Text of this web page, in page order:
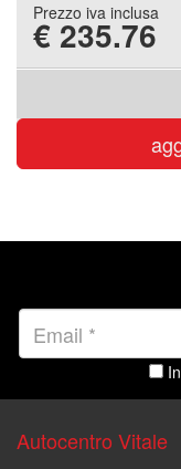
Prezzo iva inclusa
€ 235.76
Autocentro Vitale